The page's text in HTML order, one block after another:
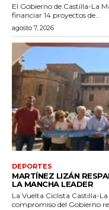
El Gobierno de Castilla-La
financiar 14 proyectos de...
agosto 7, 2026
DEPORTES
MARTÍNEZ LIZÁN
LA MANCHA LEADER
La Vuelta Ciclista Castilla-
compromiso del Gobierno